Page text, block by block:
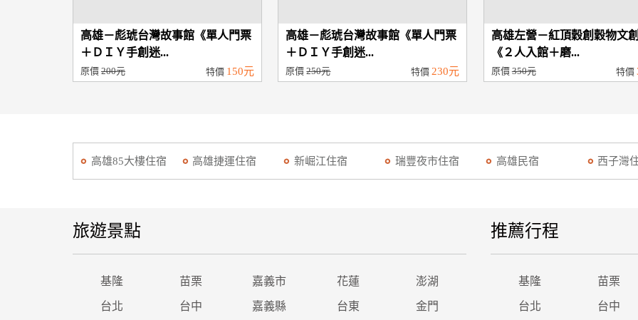
高雄－彪琥台灣故事館《單人門票
＋ＤＩＹ手創迷...
原價 200元 特價 150元
高雄－彪琥台灣故事館《單人門票
＋ＤＩＹ手創迷...
原價250元 特價230元
高雄左營－紅頂穀創穀物文
《２人入館＋磨...
原價350元 特價
高雄85大樓住宿 高雄捷運住宿 新崛江住宿 瑞豐夜市住宿 高雄民宿 西子灣
旅遊景點
基隆 苗栗 嘉義市 花蓮 澎湖
台北 台中 嘉義縣 台東 金門
推薦行程
基隆 苗栗
台北 台中